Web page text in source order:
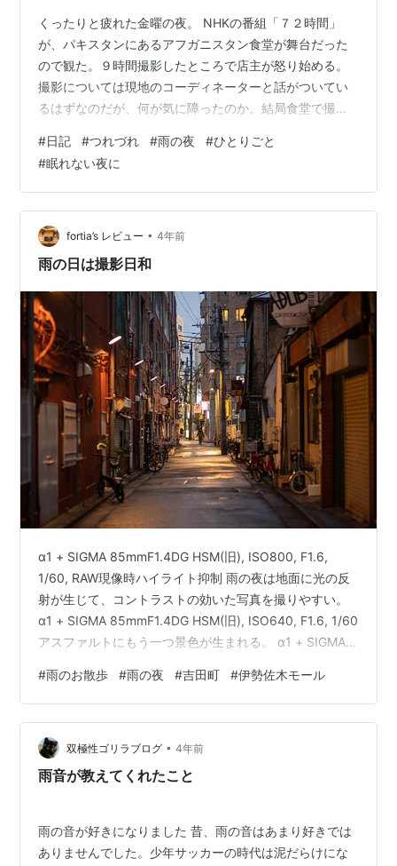
くったりと疲れた金曜の夜。 NHKの番組「７２時間」
が、パキスタンにあるアフガニスタン食堂が舞台だった
ので観た。９時間撮影したところで店主が怒り始める。
撮影については現地のコーディネーターと話がついてい
るはずなのだが、何が気に障ったのか。結局食堂で撮影
ていた。 戦火から逃れてきた人々、まるで違う文化と風
習。わたしのみならず日本人には想像出来ないような複
雑な事情があるんだろうな。 パキスタンとアフガニスタ
ンはいつか行ってみたい国だった。今は無きはてなダイ
アリーで運営されていた大好きだったブログで見た、パ
キスタンとアフガニスタンの荒々しくも壮大な風…
#日記 #つれづれ #雨の夜 #ひとりごと
#眠れない夜に
fortia’s レビュー • 4年前
雨の日は撮影日和
α1 + SIGMA 85mmF1.4DG HSM(旧), ISO800, F1.6,
1/60, RAW現像時ハイライト抑制 雨の夜は地面に光の反
射が生じて、コントラストの効いた写真を撮りやすい。
α1 + SIGMA 85mmF1.4DG HSM(旧), ISO640, F1.6, 1/60
アスファルトにもう一つ景色が生まれる。 α1 + SIGMA
85mmF1.4DG HSM(旧), ISO500, F1.4, 1/60 使ったレン
ズはシグマの昔の85mmF1.4。私としては画質はこれで…
#雨のお散歩 #雨の夜 #吉田町 #伊勢佐木モール
双極性ゴリラブログ • 4年前
雨音が教えてくれたこと